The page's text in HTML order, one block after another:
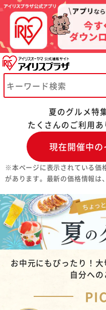
夏のグルメ特
たくさんのご利用あ
現在開催中
※本ページに表示されている価
があります。最新の価格情報は
お中元にもぴったり！大
自分への
※ご確認ください
カートに入れる